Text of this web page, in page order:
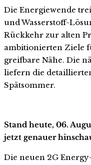
Die Energiewende
und Wasserstoff-
Rückkehr zur alten
ambitionierten Ziele
greifbare Nähe. Die
liefern die
Spätsommer.
Stand heute, 06.
jetzt genauer
Die neuen 2G